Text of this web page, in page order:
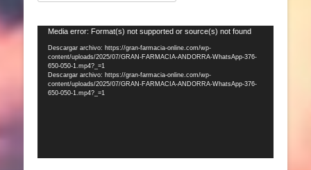
Reproductor
vídeo
Media error: Format(s) not supported or source(s) not found
Descargar archivo: https://gran-farmacia-online.com/wp-
content/uploads/2025/07/GRAN-FARMACIA-ANDORRA-WhatsApp-376-
650-050-1.mp4?_=1
Descargar archivo: https://gran-farmacia-online.com/wp-
content/uploads/2025/07/GRAN-FARMACIA-ANDORRA-WhatsApp-376-
650-050-1.mp4?_=1